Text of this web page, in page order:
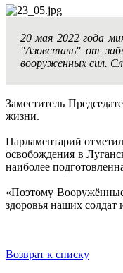
20 мая 2022 года
"Азовсталь" от
вооруженных сил.
Заместитель
жизни.
Парламентарий
освобождения в
наиболее
«Поэтому
здоровья наших
Возврат к списку